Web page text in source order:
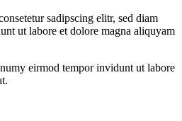
sadipscing elitr, sed diam
ut labore et dolore magna aliquyam
eirmod tempor invidunt ut labore